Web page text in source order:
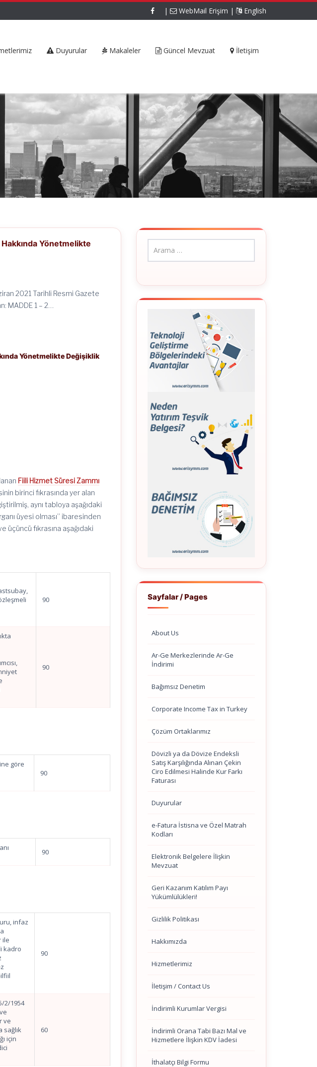
| WebMail Erişim | English
Duyurular Makaleler Güncel Mevzuat İletişim
Yönetmelikte
2021 Tarihli Resmi Gazete
MADDE 1 – 2…
Yönetmelikte Değişiklik
Fiili Hizmet Süresi Zammı
birinci fıkrasında yer alan
aynı tabloya aşağıdaki
üyesi olması” ibaresinden
üçüncü fıkrasına aşağıdaki
90
90
göre
90
90
infaz
ile
kadro
90
2/1954
ve
sağlık
için
60
Sayfalar / Pages
About Us
Ar-Ge Merkezlerinde Ar-Ge
İndirimi
Bağımsız Denetim
Corporate Income Tax in Turkey
Çözüm Ortaklarımız
Dövizli ya da Dövize Endeksli
Satış Karşılığında Alınan Çekin
Ciro Edilmesi Halinde Kur Farkı
Faturası
Duyurular
e-Fatura İstisna ve Özel Matrah
Kodları
Elektronik Belgelere İlişkin
Mevzuat
Geri Kazanım Katılım Payı
Yükümlülükleri!
Gizlilik Politikası
Hakkımızda
Hizmetlerimiz
İletişim / Contact Us
İndirimli Kurumlar Vergisi
İndirimli Orana Tabi Bazı Mal ve
Hizmetlere İlişkin KDV İadesi
İthalatçı Bilgi Formu